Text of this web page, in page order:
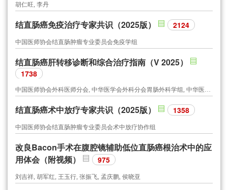
胡仁旺, 李丹
结直肠癌免疫治疗专家共识（2025版） 2124
中国医师协会结直肠肿瘤专业委员会免疫学组
结直肠癌肝转移诊断和综合治疗指南（V 2025）
1738
中国医师协会外科医师分会, 中华医学会外科分会胃肠外科学组, 中华医学会外科分会结直肠外科学组, 中国抗癌协会大肠癌专业委员会, 中国医师协会结直肠肿瘤专业委员会, 中国临床肿瘤学会结直肠癌专家委员会, 中国医师协会外科医师分会结直肠外科医师委员会, 中国医师协会肛肠医师分会肿瘤转移委员会, 中华医学会肿瘤学分会结直肠肿瘤学组, 中国医疗保健国际交流促进会转移肿瘤治疗学分会, 中国医疗保健国际交流促进会结直肠病分会
结直肠癌术中放疗专家共识（2025版） 1358
中国医师协会结直肠肿瘤专业委员会术中放疗协作组
改良Bacon手术在腹腔镜辅助低位直肠癌根治术中的应
用体会（附视频）
975
刘吉祥, 胡军红, 王玉行, 张振飞, 孟庆鹏, 侯晓亚